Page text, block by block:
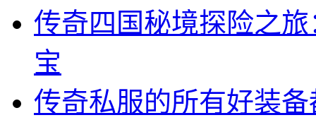
传奇四国秘境探险之
宝
传奇私服的所有好装